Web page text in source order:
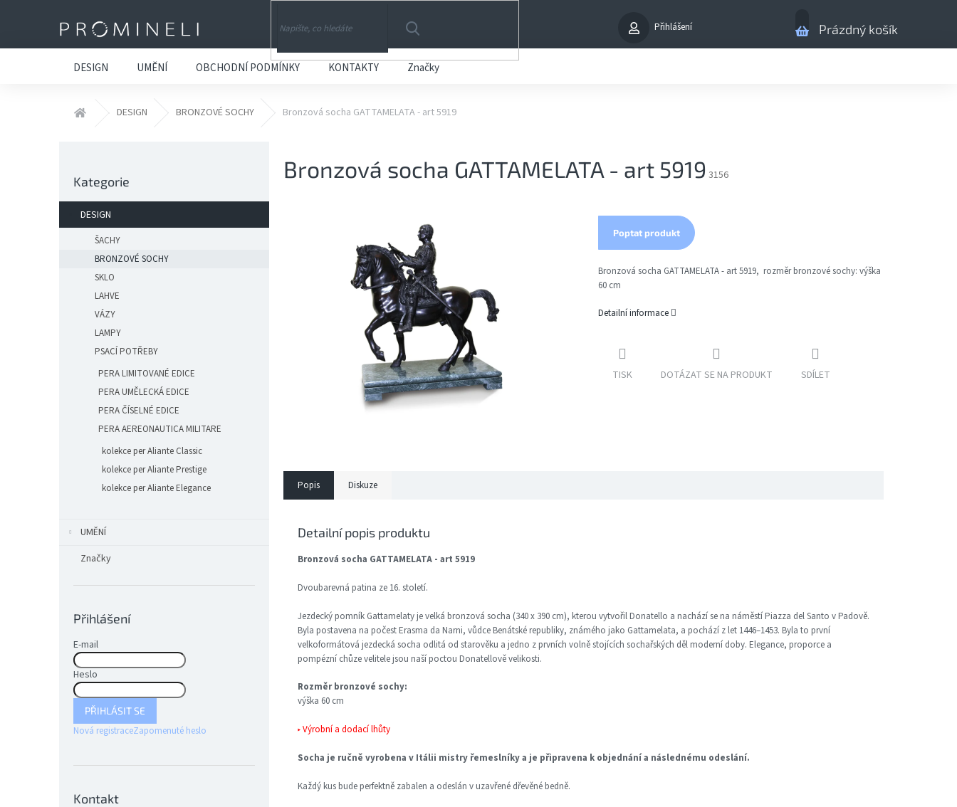
Přihlášení
HLEDAT
Nákupní
košík
Prázdný košík
DESIGN UMĚNÍ OBCHODNÍ PODMÍNKY KONTAKTY Značky
Domů DESIGN BRONZOVÉ SOCHY Bronzová socha GATTAMELATA - art 5919
a
kategorie
Kategorie
DESIGN
ŠACHY
BRONZOVÉ SOCHY
SKLO
LAHVE
VÁZY
LAMPY
PSACÍ POTŘEBY
PERA LIMITOVANÉ EDICE
PERA UMĚLECKÁ EDICE
PERA ČÍSELNÉ EDICE
PERA AEREONAUTICA MILITARE
kolekce per Aliante Classic
kolekce per Aliante Prestige
kolekce per Aliante Elegance
UMĚNÍ
Značky
Přihlášení
E-mail
Heslo
PŘIHLÁSIT SE
Nová registraceZapomenuté heslo
Kontakt
Bronzová socha GATTAMELATA - art 5919 3156
Poptat produkt
Bronzová socha GATTAMELATA - art 5919, rozměr bronzové sochy: výška
60 cm
Detailní informace
TISK DOTÁZAT SE NA PRODUKT SDÍLET
Popis Diskuze
Detailní popis produktu
Bronzová socha GATTAMELATA - art 5919
Dvoubarevná patina ze 16. století.
Jezdecký pomník Gattamelaty je velká bronzová socha (340 x 390 cm), kterou vytvořil Donatello a nachází se na náměstí Piazza del Santo v Padově.
Byla postavena na počest Erasma da Narni, vůdce Benátské republiky, známého jako Gattamelata, a pochází z let 1446–1453. Byla to první
velkoformátová jezdecká socha odlitá od starověku a jedno z prvních volně stojících sochařských děl moderní doby. Elegance, proporce a
pompézní chůze velitele jsou naší poctou Donatellově velikosti.
Rozměr bronzové sochy:
výška 60 cm
▸ Výrobní a dodací lhůty
Socha je ručně vyrobena v Itálii mistry řemeslníky a je připravena k objednání a následnému odeslání.
Každý kus bude perfektně zabalen a odeslán v uzavřené dřevěné bedně.